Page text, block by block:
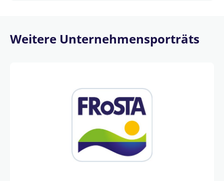
Weitere Unternehmensporträts